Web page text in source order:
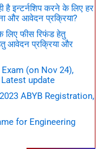
इन्टर्नशिप करने के लिए हर
और आवेदन प्रक्रिया?
लिए फीस रिफंड हेतु
आवेदन प्रक्रिया और
(on Nov 24),
update
ABYB Registration,
for Engineering